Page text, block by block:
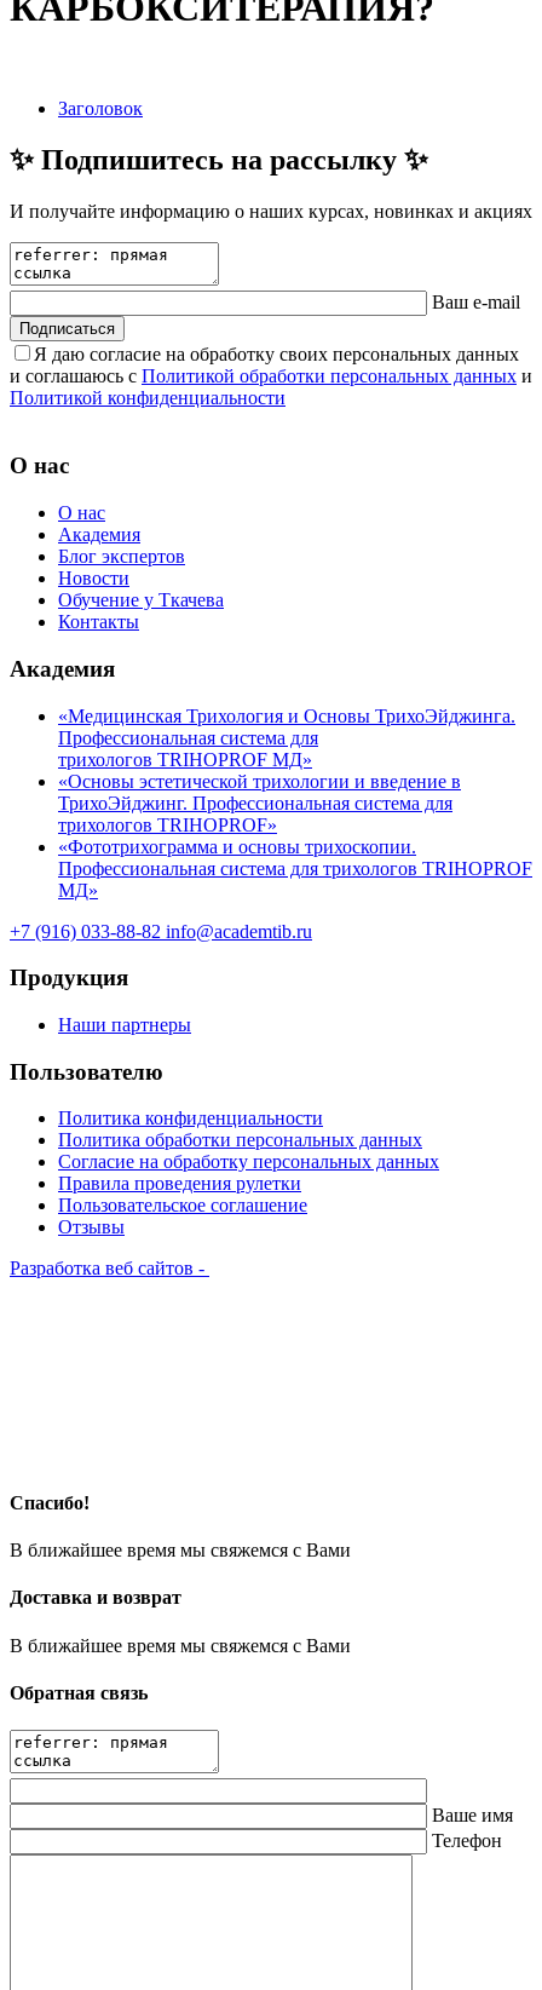
Заголовок
✨Подпишитесь на рассылку ✨
И получайте информацию о наших курсах, новинках и акциях
Ваш e-mail
Подписаться
Я даю согласие на обработку своих персональных данных
и соглашаюсь с Политикой обработки персональных данных и
Политикой конфиденциальности
О нас
О нас
Академия
Блог экспертов
Новости
Обучение у Ткачева
Контакты
Академия
«Медицинская Трихология и Основы ТрихоЭйджинга.
Профессиональная система для
трихологов TRIHOPROF МД»
«Основы эстетической трихологии и введение в
ТрихоЭйджинг. Профессиональная система для
трихологов TRIHOPROF»
«Фототрихограмма и основы трихоскопии.
Профессиональная система для трихологов TRIHOPROF
МД»
+7 (916) 033-88-82 info@academtib.ru
Продукция
Наши партнеры
Пользователю
Политика конфиденциальности
Политика обработки персональных данных
Согласие на обработку персональных данных
Правила проведения рулетки
Пользовательское соглашение
Отзывы
Разработка веб сайтов -
Спасибо!
В ближайшее время мы свяжемся с Вами
Доставка и возврат
В ближайшее время мы свяжемся с Вами
Обратная связь
Ваше имя
Телефон